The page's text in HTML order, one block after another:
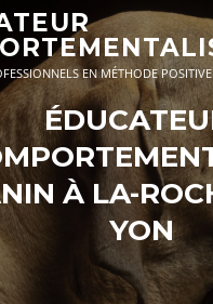
EN MÉTHODE POSITIVE
À LA-
YON